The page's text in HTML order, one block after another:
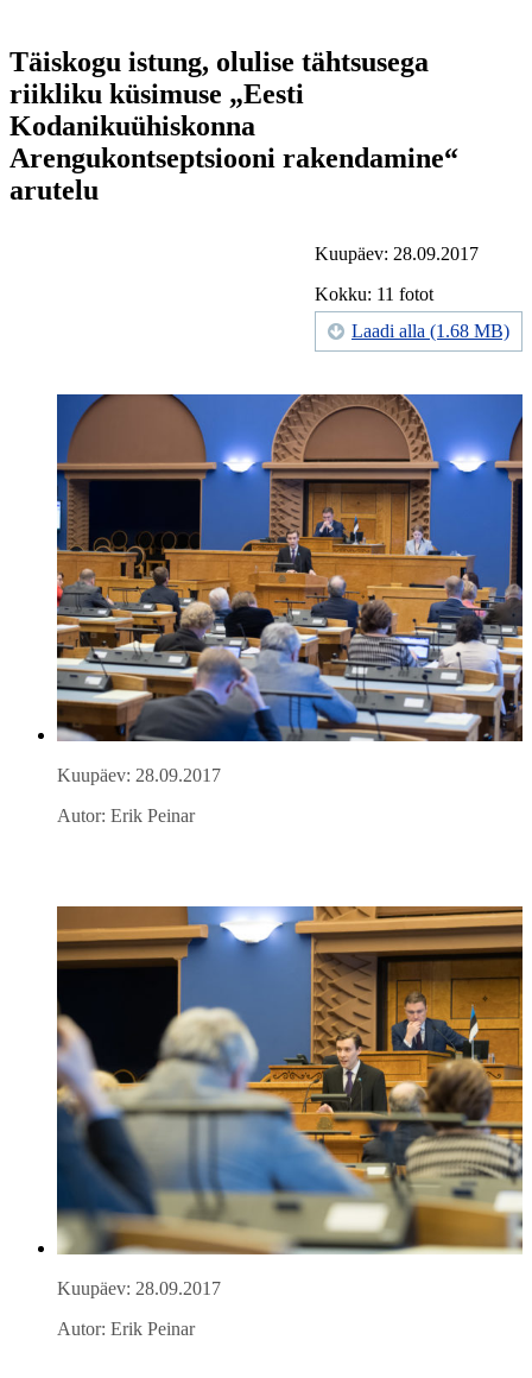
Täiskogu istung, olulise tähtsusega
riikliku küsimuse „Eesti
Kodanikuühiskonna
Arengukontseptsiooni rakendamine“
arutelu
Kuupäev: 28.09.2017
Kokku: 11 fotot
Laadi alla (1.68 MB)
Kuupäev: 28.09.2017
Autor: Erik Peinar
Kuupäev: 28.09.2017
Autor: Erik Peinar